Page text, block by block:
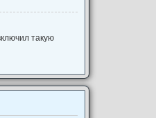
такую